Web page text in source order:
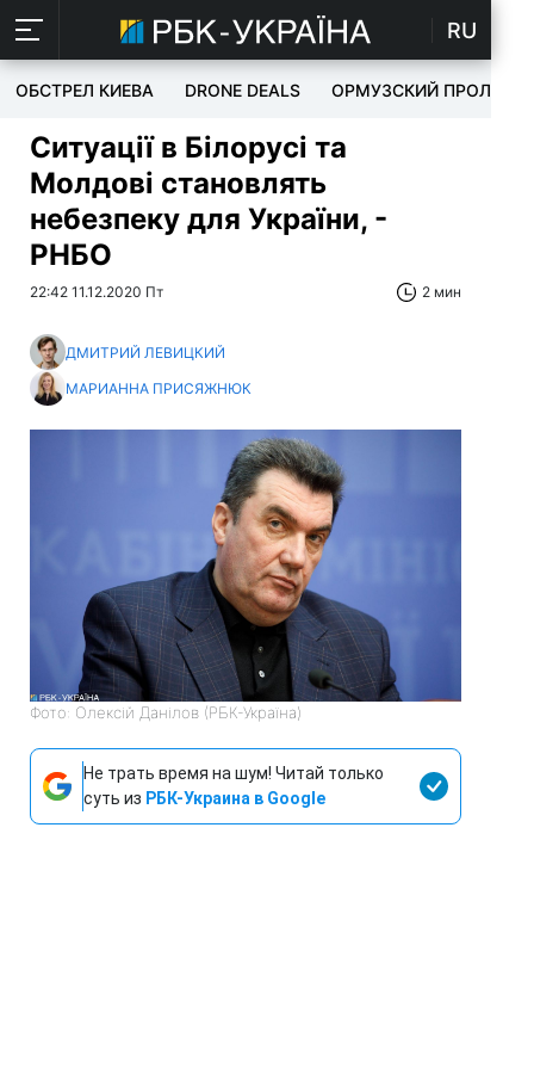
RU
ОБСТРЕЛ КИЕВА DRONE DEALS ОРМУЗСКИЙ ПРОЛИВ
Ситуації в Білорусі та
Молдові становлять
небезпеку для України, -
РНБО
22:42 11.12.2020 Пт 2 мин
ДМИТРИЙ ЛЕВИЦКИЙ
МАРИАННА ПРИСЯЖНЮК
Фото: Олексій Данілов (РБК-Україна)
Не трать время на шум! Читай только
суть из РБК-Украина в Google